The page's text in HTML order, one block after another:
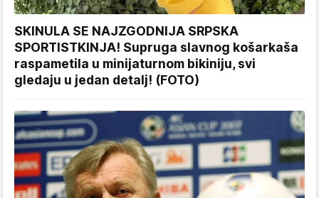
SKINULA SE NAJZGODNIJA SRPSKA
SPORTISTKINJA! Supruga slavnog košarkaša
raspametila u minijaturnom bikiniju, svi
gledaju u jedan detalj! (FOTO)